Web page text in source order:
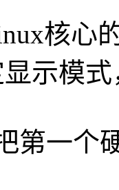
核心
示模
第一